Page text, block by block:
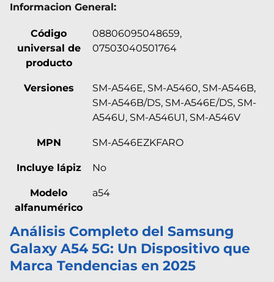
Informacion General:
Código
universal de
producto
08806095048659,
07503040501764
Versiones
SM-A546E, SM-A5460, SM-A546B,
SM-A546B/DS, SM-A546E/DS, SM-
A546U, SM-A546U1, SM-A546V
MPN SM-A546EZKFARO
Incluye lápiz No
Modelo
alfanumérico
a54
Análisis Completo del Samsung
Galaxy A54 5G: Un Dispositivo que
Marca Tendencias en 2025